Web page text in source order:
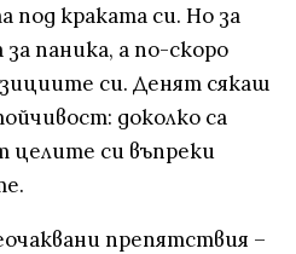
под краката си. Но за
паника, а по-скоро
си. Денят сякаш
доколко са
целите си въпреки
препятствия –